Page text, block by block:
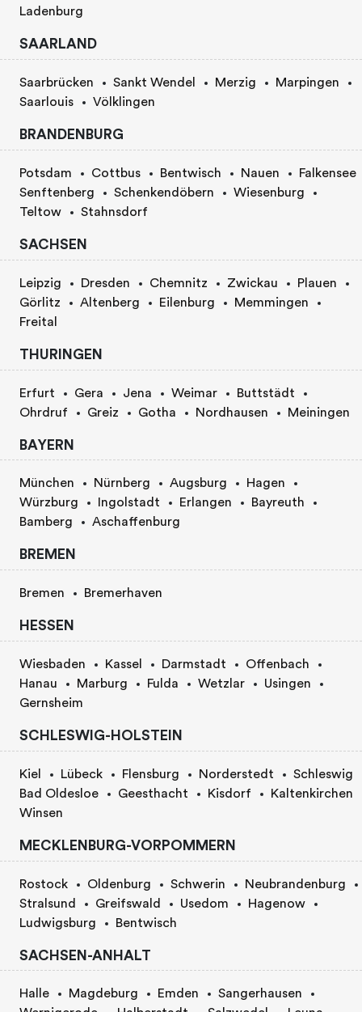
Ladenburg
SAARLAND
Saarbrücken Sankt Wendel Merzig
Marpingen
Saarlouis
Völklingen
BRANDENBURG
Potsdam Cottbus Bentwisch Nauen
Falkensee
Senftenberg
Schenkendöbern
Wiesenburg
Teltow
Stahnsdorf
SACHSEN
Leipzig Dresden Chemnitz Zwickau
Plauen
Görlitz
Altenberg Eilenburg
Memmingen
Freital
THURINGEN
Erfurt Gera Jena Weimar
Buttstädt
Ohrdruf
Greiz Gotha Nordhausen Meiningen
BAYERN
München Nürnberg Augsburg
Hagen
Würzburg
Ingolstadt Erlangen
Bayreuth
Bamberg
Aschaffenburg
BREMEN
Bremen Bremerhaven
HESSEN
Wiesbaden Kassel Darmstadt
Offenbach
Hanau
Marburg Fulda Wetzlar
Usingen
Gernsheim
SCHLESWIG-HOLSTEIN
Kiel Lübeck Flensburg Norderstedt
Schleswig
Bad Oldesloe
Geesthacht Kisdorf
Kaltenkirchen
Winsen
MECKLENBURG-VORPOMMERN
Rostock Oldenburg Schwerin
Neubrandenburg
Stralsund
Greifswald Usedom
Hagenow
Ludwigsburg
Bentwisch
SACHSEN-ANHALT
Halle Magdeburg Emden
Sangerhausen